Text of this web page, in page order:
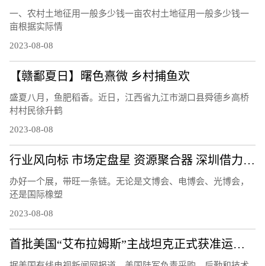
一、农村土地征用一般多少钱一亩农村土地征用一般多少钱一
亩根据实际情
2023-08-08
【赣鄱夏日】曙色熹微 乡村捕鱼欢
盛夏八月，鱼肥稻香。近日，江西省九江市湖口县舜德乡高桥
村村民徐升鹤
2023-08-08
行业风向标 市场定盘星 资源聚合器 深圳借力会展打造产业发展活力场
办好一个展，带旺一条链。无论是文博会、电博会、光博会，
还是国际橡塑
2023-08-08
首批美国“艾布拉姆斯”主战坦克正式获准运往乌克兰